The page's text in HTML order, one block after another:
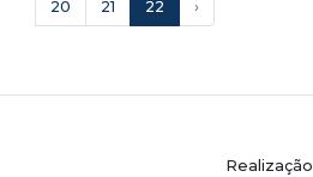
20 21 22 ›
Realização